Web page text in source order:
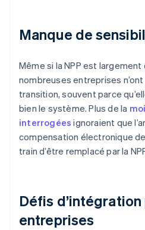
Manque de
Même si la NPP est largement
nombreuses entreprises
transition, souvent parce
bien le système. Plus de la
interrogées ignoraient que
compensation électronique
train d’être remplacé par la
Défis
entreprises